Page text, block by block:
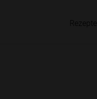
Rezepte